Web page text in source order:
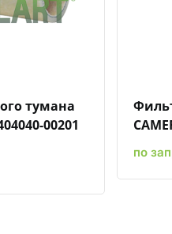
к сравнению
Добавить в избранное
тумана
00201
по